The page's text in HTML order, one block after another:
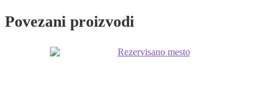
Povezani proizvodi